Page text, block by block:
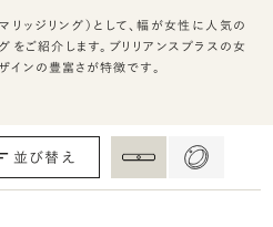
ッジリング）として、幅が女性に人気の
ご紹介します。ブリリアンスプラスの女
ンの豊富さが特徴です。
並び替え